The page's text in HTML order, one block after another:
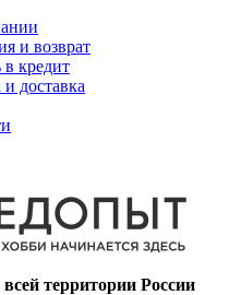
и возврат
кредит
доставка
территории России